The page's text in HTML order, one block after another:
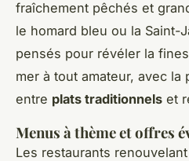
fraîchement pêchés et
le homard bleu ou la Saint-
pensés pour révéler la
mer à tout amateur, avec
entre plats traditionnels et
Menus à thème et offres
Les restaurants